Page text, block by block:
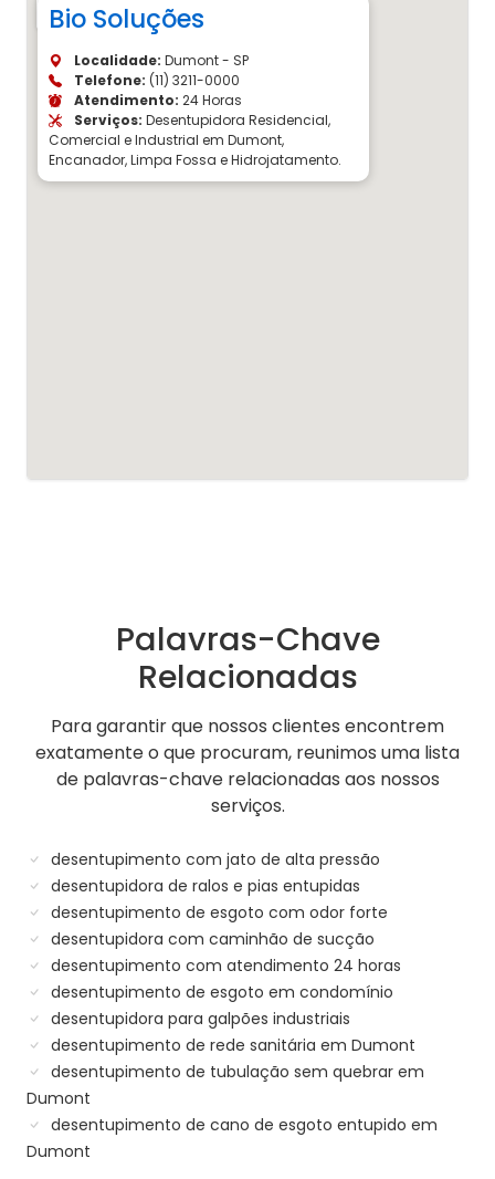
Bio Soluções
Localidade: Dumont - SP
Telefone: (11) 3211-0000
Atendimento: 24 Horas
Serviços: Desentupidora Residencial,
Comercial e Industrial em Dumont,
Encanador, Limpa Fossa e Hidrojatamento.
Palavras-Chave
Relacionadas
Para garantir que nossos clientes encontrem
exatamente o que procuram, reunimos uma lista
de palavras-chave relacionadas aos nossos
serviços.
desentupimento com jato de alta pressão
desentupidora de ralos e pias entupidas
desentupimento de esgoto com odor forte
desentupidora com caminhão de sucção
desentupimento com atendimento 24 horas
desentupimento de esgoto em condomínio
desentupidora para galpões industriais
desentupimento de rede sanitária em Dumont
desentupimento de tubulação sem quebrar em
Dumont
desentupimento de cano de esgoto entupido em
Dumont